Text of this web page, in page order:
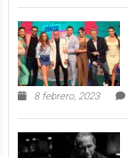
8 febrero, 2023